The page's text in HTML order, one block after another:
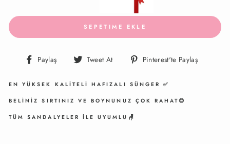
SEPETIME EKLE
Paylaş
Facebook'ta
Tweet At
Twitter'daPinterest'te Paylaş
EN YÜKSEK KALİTELİ HAFIZALI SÜNGER ✅
BELİNİZ SIRTINIZ VE BOYNUNUZ ÇOK RAHAT😍
TÜM SANDALYELER İLE UYUMLU🪑